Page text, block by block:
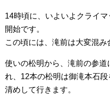
14時頃に、いよいよクライ
開始です。
この頃には、滝前は大変混み
使いの松明から、滝前の参
れ、12本の松明は御滝本石
清めして行きます。